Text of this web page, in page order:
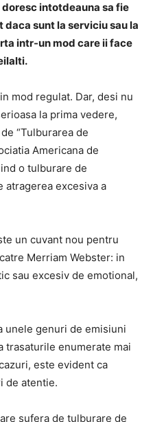
intotdeauna sa fie
sunt la serviciu sau la
intr-un mod care ii face
mod regulat. Dar, desi nu
la prima vedere,
“Tulburarea de
Americana de
o tulburare de
atragerea excesiva a
un cuvant nou pentru
Merriam Webster: in
sau excesiv de emotional,
unele genuri de emisiuni
trasaturile enumerate mai
este evident ca
de atentie.
sufera de tulburare de